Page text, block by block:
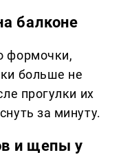
балконе
формочки,
больше не
прогулки их
за минуту.
и щепы у